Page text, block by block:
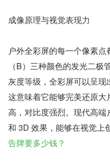
成像原理与视觉表现力
户外全彩屏的每一个像素
（B）三种颜色的发光二
灰度等级，全彩屏可以呈现
这意味着它能够完美还原
高，对比度强烈。现代高
和 3D 效果，能够在视觉上
告牌要多少钱？